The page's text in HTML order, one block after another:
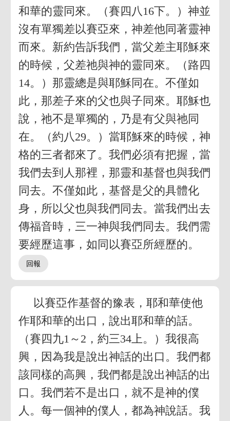
和華的靈同來。（賽四八16下。）神並
沒有單獨差以賽亞來，神差他同著靈神
而來。新約告訴我們，當父差主耶穌來
的時候，父差祂與神的靈同來。（路四
14。）那靈總是與耶穌同在。不僅如
此，那差子來的父也與子同來。耶穌也
說，祂不是單獨的，乃是有父與祂同
在。（約八29。）當耶穌來的時候，神
格的三者都來了。我們必須有把握，當
我們去到人那裡，那靈和基督也與我們
同去。不僅如此，基督是父的具體化
身，所以父也與我們同去。當我們出去
傳福音時，三一神與我們同去。我們需
要經歷這事，如同以賽亞所經歷的。
以賽亞作基督的豫表，耶和華使他
作耶和華的出口，說出耶和華的話。
（賽四九1～2，約三34上。）我很高
興，因為我是說出神話的出口。我們都
該同樣的高興，我們都是說出神話的出
口。我們若不是出口，就不是神的僕
人。每一個神的僕人，都為神說話。我